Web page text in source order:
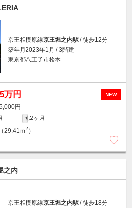
京王相模原線京王堀之内駅 / 徒歩12分
築年月2023年1月 / 3階建
東京都八王子市松木
NEW
万円
円
礼2ヶ月
29.41ｍ2 ）
之内
京王相模原線京王堀之内駅 / 徒歩18分